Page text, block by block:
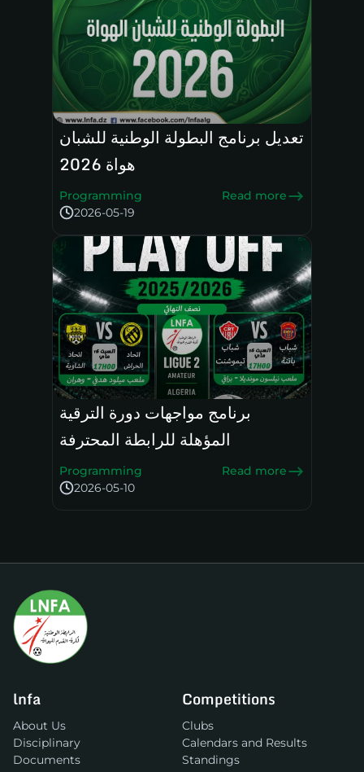
تعديل برنامج البطولة الوطنية للشبان
هواة 2026
2026-05-19
Programming Read more
برنامج مواجهات دورة الترقية
المؤهلة للرابطة المحترفة
2026-05-10
Programming Read more
lnfa
About Us
Disciplinary
Documents
Competitions
Clubs
Calendars and Results
Standings